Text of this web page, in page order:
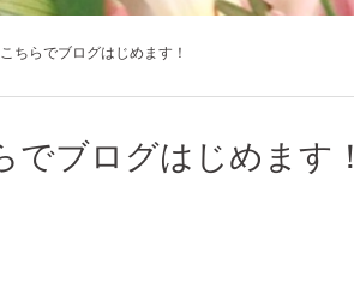
ちらでブログはじめます！
でブログはじめます！